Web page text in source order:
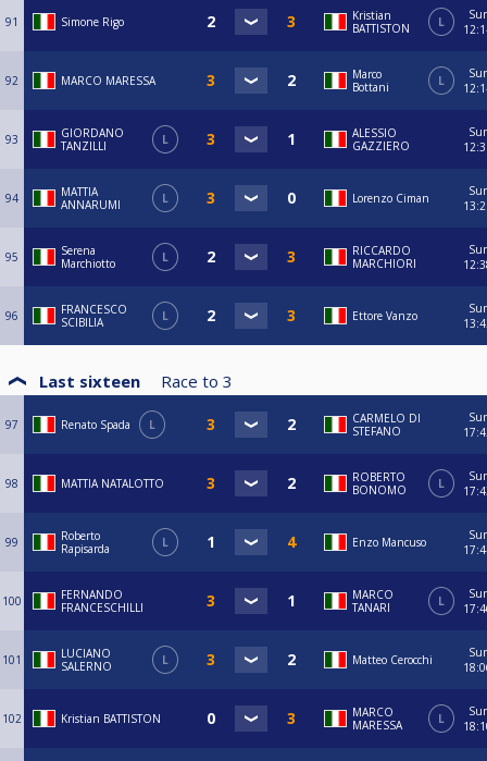
91 Simone Rigo
Kristian
BATTISTON
L
92 MARCO MARESSA
Marco
Bottani
L
93
GIORDANO
TANZILLI
L
ALESSIO
GAZZIERO
94
MATTIA
ANNARUMI
L Lorenzo Ciman
95
Serena
Marchiotto
L
RICCARDO
MARCHIORI
96
FRANCESCO
SCIBILIA
L Ettore Vanzo
Last sixteen Race to 3
97 Renato Spada L
CARMELO DI
STEFANO
98 MATTIA NATALOTTO
ROBERTO
BONOMO
L
99
Roberto
Rapisarda
L Enzo Mancuso
100
FERNANDO
FRANCESCHILLI
MARCO
TANARI
L
101
LUCIANO
SALERNO
L Matteo Cerocchi
102 Kristian BATTISTON
MARCO
MARESSA
L